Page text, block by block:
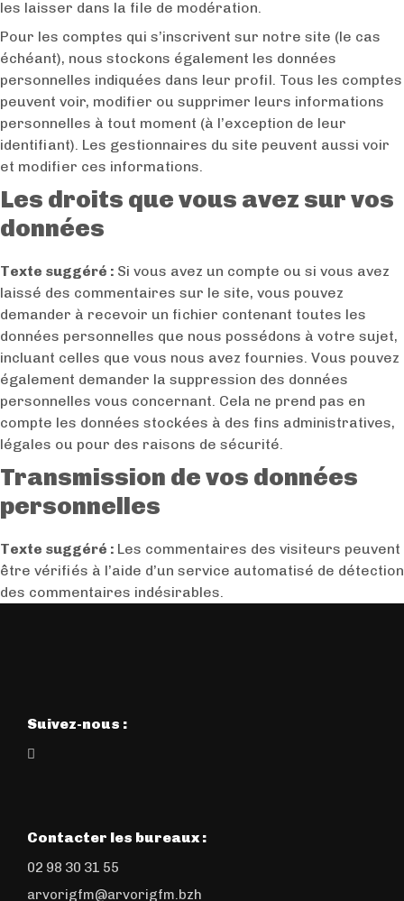
les laisser dans la file de modération.
Pour les comptes qui s’inscrivent sur notre site (le cas
échéant), nous stockons également les données
personnelles indiquées dans leur profil. Tous les comptes
peuvent voir, modifier ou supprimer leurs informations
personnelles à tout moment (à l’exception de leur
identifiant). Les gestionnaires du site peuvent aussi voir
et modifier ces informations.
Les droits que vous avez sur vos
données
Texte suggéré : Si vous avez un compte ou si vous avez
laissé des commentaires sur le site, vous pouvez
demander à recevoir un fichier contenant toutes les
données personnelles que nous possédons à votre sujet,
incluant celles que vous nous avez fournies. Vous pouvez
également demander la suppression des données
personnelles vous concernant. Cela ne prend pas en
compte les données stockées à des fins administratives,
légales ou pour des raisons de sécurité.
Transmission de vos données
personnelles
Texte suggéré : Les commentaires des visiteurs peuvent
être vérifiés à l’aide d’un service automatisé de détection
des commentaires indésirables.
Suivez-nous :
Contacter les bureaux :
02 98 30 31 55
arvorigfm@arvorigfm.bzh